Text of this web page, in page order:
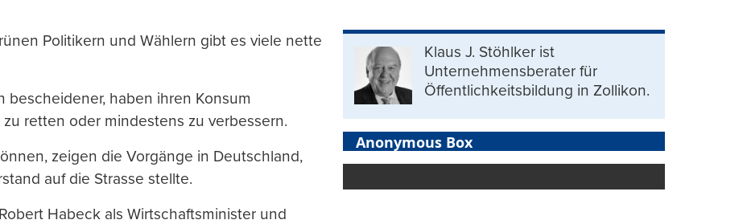
Politikern und Wählern gibt es viele nette
haben ihren Konsum
retten oder mindestens zu verbessern.
zeigen die Vorgänge in Deutschland,
auf die Strasse stellte.
Habeck als Wirtschaftsminister und
Klaus J. Stöhlker ist
Unternehmens­berater für
Öffentlichkeits­bildung in Zollikon.
Anonymous Box